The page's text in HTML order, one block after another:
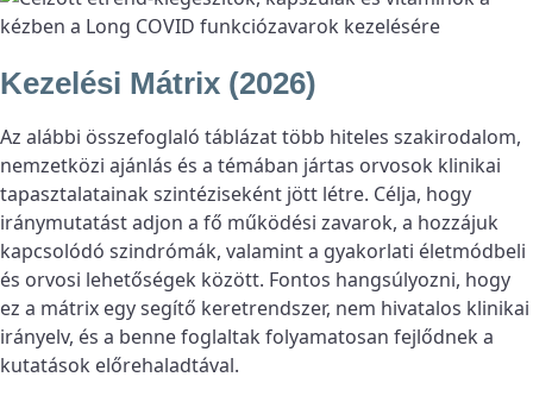
Kezelési Mátrix (2026)
Az alábbi összefoglaló táblázat több hiteles szakirodalom,
nemzetközi ajánlás és a témában jártas orvosok klinikai
tapasztalatainak szintéziseként jött létre. Célja, hogy
iránymutatást adjon a fő működési zavarok, a hozzájuk
kapcsolódó szindrómák, valamint a gyakorlati életmódbeli
és orvosi lehetőségek között. Fontos hangsúlyozni, hogy
ez a mátrix egy segítő keretrendszer, nem hivatalos klinikai
irányelv, és a benne foglaltak folyamatosan fejlődnek a
kutatások előrehaladtával.